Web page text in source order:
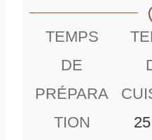
TEMPS
DE
PRÉPARA
TION
25